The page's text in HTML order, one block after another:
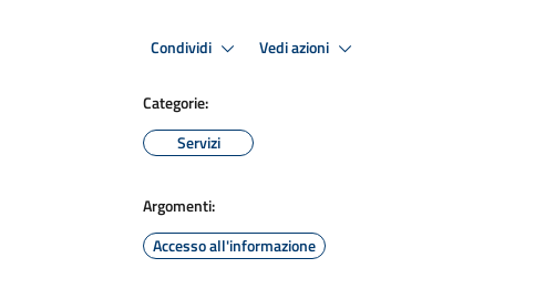
Condividi Vedi azioni
Categorie:
Servizi
Argomenti:
Accesso all'informazione